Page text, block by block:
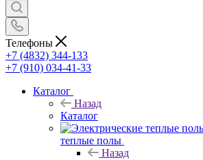
Телефоны
+7 (4832) 344-133
+7 (910) 034-41-33
Каталог
Назад
Каталог
теплые полы
Назад